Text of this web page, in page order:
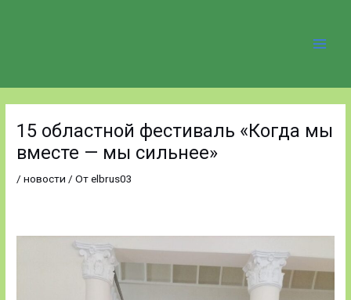
15 областной фестиваль «Когда мы
вместе — мы сильнее»
/новости / Отelbrus03
записям